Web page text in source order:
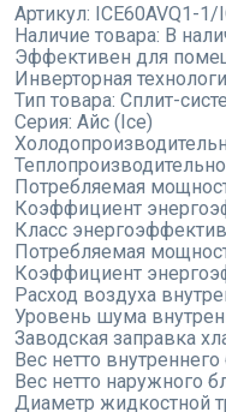
Артикул: ICE60AVQ1-1/
Наличие товара: В
Эффективен для
Инверторная
Тип товара: Сплит-
Серия: Айс (Ice)
Потребляемая
Коэффициент
Класс
Потребляемая
Коэффициент
Расход воздуха
Уровень шума
Заводская заправка
Вес нетто внутреннего
Вес нетто наружного
Диаметр жидкостной